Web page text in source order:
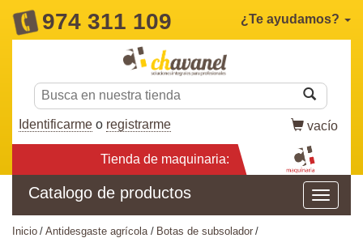
974 311 109 ¿Te ayudamos?
Identificarme o registrarme vacío
Tienda de maquinaria:
Catalogo de productos
inicio antidesgaste agrícola
botas de subsolador